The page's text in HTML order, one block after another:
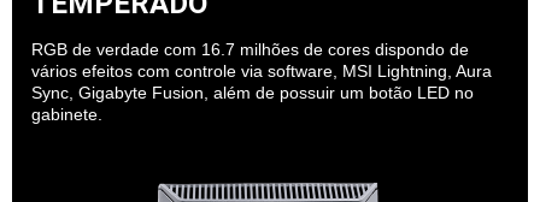
RGB de verdade com 16.7 milhões de cores dispondo de
vários efeitos com controle via software, MSI Lightning, Aura
Sync, Gigabyte Fusion, além de possuir um botão LED no
gabinete.